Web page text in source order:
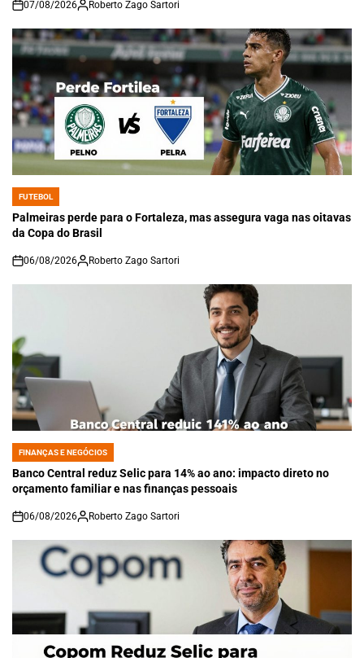
on
07/08/2026 Roberto Zago Sartori
POSTED
IN
FUTEBOL
Palmeiras perde para o Fortaleza, mas assegura vaga nas oitavas
da Copa do Brasil
on
06/08/2026 Roberto Zago Sartori
POSTED
IN
FINANÇAS E NEGÓCIOS
Banco Central reduz Selic para 14% ao ano: impacto direto no
orçamento familiar e nas finanças pessoais
on
06/08/2026 Roberto Zago Sartori